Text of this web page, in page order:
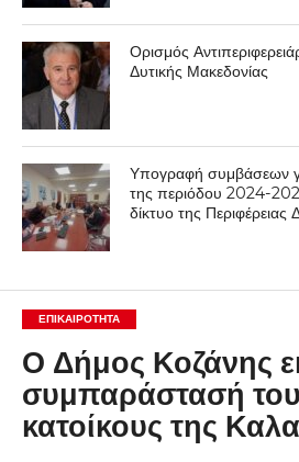
Ορισμός
Δυτικής Μακεδονίας
Υπογραφή συμβάσεων
της περιόδου 2024-
δίκτυο της Περιφέρειας
ΕΠΙΚΑΙΡΟΤΗΤΑ
Ο Δήμος Κοζάνης
συμπαράστασή
κατοίκους της